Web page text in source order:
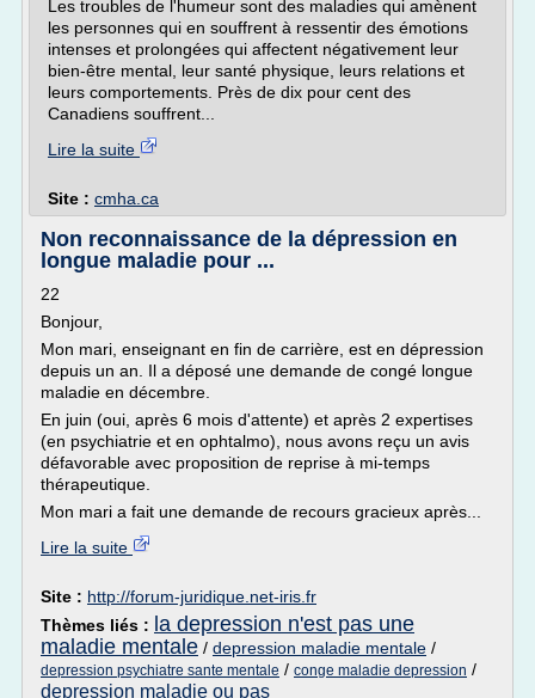
Les troubles de l'humeur sont des maladies qui amènent
les personnes qui en souffrent à ressentir des émotions
intenses et prolongées qui affectent négativement leur
bien-être mental, leur santé physique, leurs relations et
leurs comportements. Près de dix pour cent des
Canadiens souffrent...
Lire la suite
Site : cmha.ca
Non reconnaissance de la dépression en
longue maladie pour ...
22
Bonjour,
Mon mari, enseignant en fin de carrière, est en dépression
depuis un an. Il a déposé une demande de congé longue
maladie en décembre.
En juin (oui, après 6 mois d'attente) et après 2 expertises
(en psychiatrie et en ophtalmo), nous avons reçu un avis
défavorable avec proposition de reprise à mi-temps
thérapeutique.
Mon mari a fait une demande de recours gracieux après...
Lire la suite
Site : http://forum-juridique.net-iris.fr
Thèmes liés : la depression n'est pas une
maladie mentale / depression maladie mentale /
depression psychiatre sante mentale / conge maladie depression /
depression maladie ou pas